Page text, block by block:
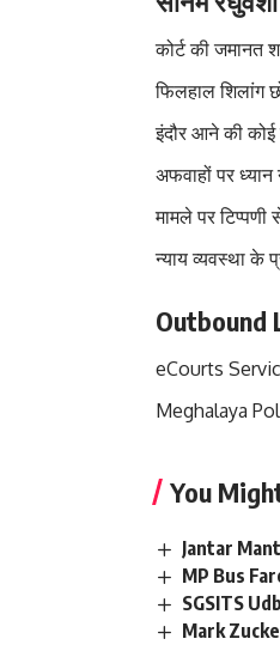
कोर्ट की जमानत
फिलहाल शिलांग
इंदौर आने की कोई
अफवाहों पर
मामले पर टिप्पणी
न्याय व्यवस्था के
Outbound
eCourts
Meghalaya
You
Jantar
MP Bus
SGSITS
Mark